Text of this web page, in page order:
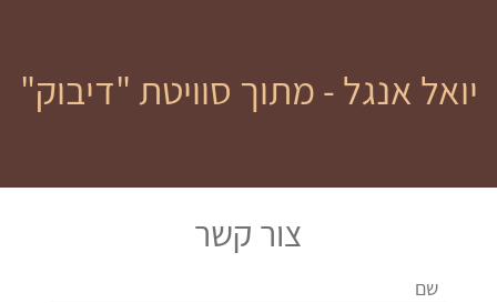
יואל אנגל - מתוך סוויטת "דיבוק"
צור קשר